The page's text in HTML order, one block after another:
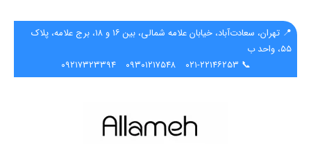
📍 تهران، سعادت‌آباد، خیابان علامه شمالی، بین ۱۶ و ۱۸، برج علامه، پلاک
۵۵، واحد ب
📞 ۰۲۱-۲۲۱۴۶۲۵۳
۰۹۳۰۱۲۱۷۵۴۸ ۰۹۲۱۷۳۲۳۳۹۴